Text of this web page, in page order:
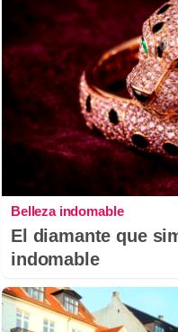
Belleza indomable
El diamante que
indomable